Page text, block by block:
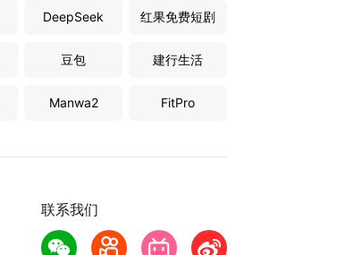
DeepSeek 红果免费短剧
豆包 建行生活
Manwa2 FitPro
联系我们